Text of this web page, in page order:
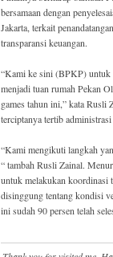
bersamaan dengan
Jakarta, terkait
transparansi keuangan.
“Kami ke sini (BPKP) untuk
menjadi tuan rumah Pekan
games tahun ini,” kata
terciptanya tertib
“Kami mengikuti langkah
“ tambah Rusli Zainal.
untuk melakukan koordinasi
disinggung tentang kondisi
ini sudah 90 persen telah